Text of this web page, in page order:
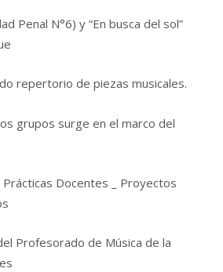
Penal N°6) y “En busca del sol”
repertorio de piezas musicales.
grupos surge en el marco del
Docentes _ Proyectos
Profesorado de Música de la